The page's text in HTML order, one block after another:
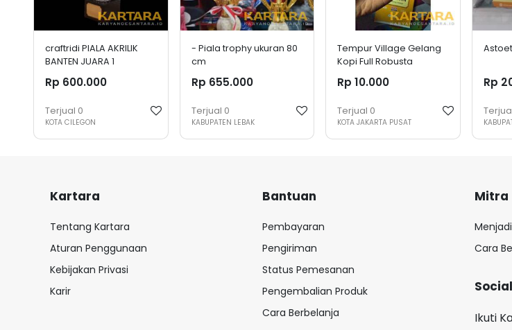
craftridi PIALA AKRILIK
BANTEN JUARA 1
Rp 600.000
Terjual 0
KOTA CILEGON
- Piala trophy ukuran 80
cm
Rp 655.000
Terjual 0
KABUPATEN LEBAK
Tempur Village Gelang
Kopi Full Robusta
Rp 10.000
Terjual 0
KOTA JAKARTA PUSAT
Rp
Kartara
Tentang Kartara
Aturan Penggunaan
Kebijakan Privasi
Karir
Bantuan
Pembayaran
Pengiriman
Status Pemesanan
Pengembalian Produk
Cara Berbelanja
Mitra
Cara
Ikuti